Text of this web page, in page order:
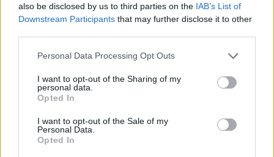
also be disclosed by us to third parties on the IAB’s List of
Downstream Participants that may further disclose it to other
Please note that this website/app uses one or more Google
not limited to your visit or usage behaviour. You may click to
grant or deny consent to Google and its third-party tags to
use your data for below specified purposes in below Google
consent section.
Personal Data Processing Opt Outs
I want to opt-out of the Sharing of my
personal data.
Opted In
I want to opt-out of the Sale of my
Personal Data.
Opted In
higanyszála huszonhat fokig kúszik fel, a
harmadik gyakorlás és a kvalifikáció alatt pedig
negyven százalékos eséllyel alakulhat ki szitáló
ThisThe media could not be loaded, either because
the server or network failed or because the format